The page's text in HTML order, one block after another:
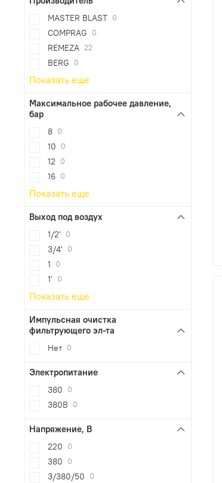
MASTER BLAST 0
COMPRAG 0
REMEZA 22
BERG 0
Показать еще
Максимальное рабочее давление,
бар
8 0
10 0
12 0
16 0
Показать еще
Выход под воздух
1/2' 0
3/4' 0
1 0
1' 0
Показать еще
Импульсная очистка
фильтрующего эл-та
Нет 0
Электропитание
380 0
380В 0
Напряжение, В
220 0
380 0
3/380/50 0